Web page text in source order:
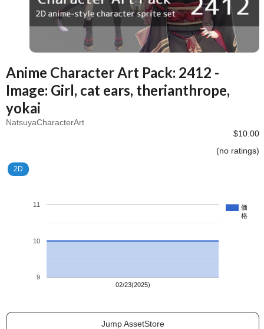
Anime Character Art Pack: 2412 -
Image: Girl, cat ears, therianthrope,
yokai
NatsuyaCharacterArt
$10.00
(no ratings)
2D
価
格
02/23(2025)
9
10
11
Jump AssetStore